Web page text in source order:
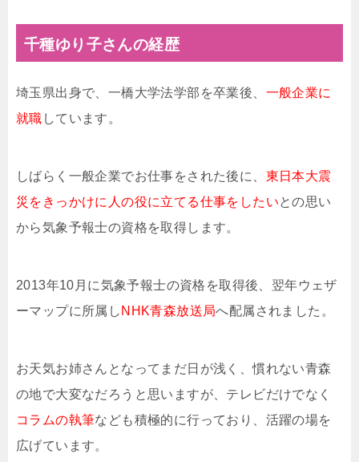
千種ゆり子さんの経歴
埼玉県出身で、一橋大学法学部を卒業後、 一般企業に
就職 しています。
しばらく一般企業でお仕事をされた後に、 東日本大震
災をきっかけに人の役に立てる仕事をしたいとの思い
から気象予報士の資格を取得します。
2013年10月に気象予報士の資格を取得後、翌年ウェザ
ーマップに所属し NHK青森放送局へ配属されました。
お天気お姉さんとなってまだ日が浅く、慣れない青森
の地で大変なだろうと思いますが、テレビだけでなく
コラムの執筆なども積極的に行っており、活躍の場を
広げています。